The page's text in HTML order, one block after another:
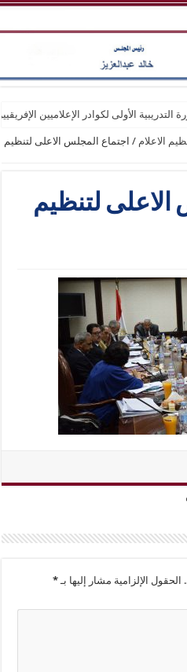
التدريبية الأولى لكوادر الإعلاميين
الاعلام / اجتماع المجلس الاعلى لتنظيم
لتنظيم
الحقول الإلزامية مشار إليها بـ*